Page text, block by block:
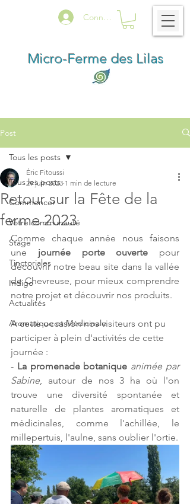
Micro-Ferme des Lilas
Connexion
Post
Tous les posts
Commencer
Votre communauté
Stage
Tinctoriales
Indigo
Actualités
Aromatique et Médicinale
Tous les posts
Retour sur la Fête de la
ferme 2023
Éric Fitoussi
29 juin 2023 1 min de lecture
Comme chaque année nous faisons
une journée porte ouverte pour
découvrir notre beau site dans la vallée
de Chevreuse, pour mieux comprendre
notre projet et découvrir nos produits.
A cette occasion nos visiteurs ont pu
participer à plein d'activités de cette
journée :
- La promenade botanique animée par
Sabine, autour de nos 3 ha où l'on
trouve une diversité spontanée et
naturelle de plantes aromatiques et
médicinales, comme l'achillée, le
millepertuis, l'aulne, sans oublier l'ortie.